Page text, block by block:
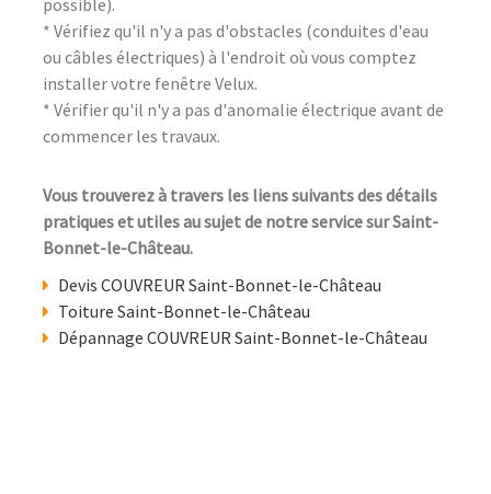
* Vérifiez qu'il n'y a pas d'obstacles (conduites d'eau
ou câbles électriques) à l'endroit où vous comptez
installer votre fenêtre Velux.
* Vérifier qu'il n'y a pas d'anomalie électrique avant de
commencer les travaux.
Vous trouverez à travers les liens suivants des détails
pratiques et utiles au sujet de notre service sur Saint-
Bonnet-le-Château.
Devis COUVREUR Saint-Bonnet-le-Château
Toiture Saint-Bonnet-le-Château
Dépannage COUVREUR Saint-Bonnet-le-Château